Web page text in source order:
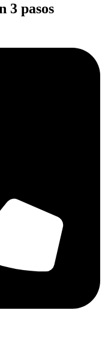
3 pasos